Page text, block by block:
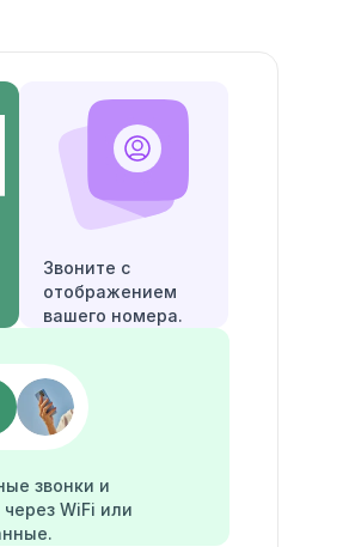
Звоните с
отображением
вашего номера.
звонки и
WiFi или